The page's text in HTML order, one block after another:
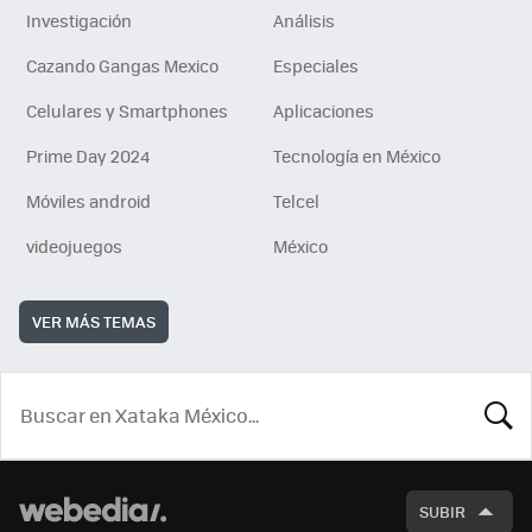
Investigación
Análisis
Cazando Gangas Mexico
Especiales
Celulares y Smartphones
Aplicaciones
Prime Day 2024
Tecnología en México
Móviles android
Telcel
videojuegos
México
VER MÁS TEMAS
SUBIR